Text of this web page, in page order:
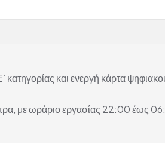
κατηγορίας και ενεργή κάρτα
με ωράριο εργασίας 22:00 έως